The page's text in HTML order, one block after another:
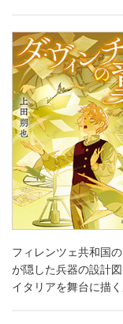
フィレンツェ共和国の
が隠した兵器の設計
イタリアを舞台に描